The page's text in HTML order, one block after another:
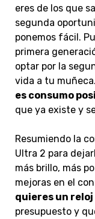
eres de los que
segunda
ponemos fácil.
primera
optar por la
vida a tu muñeca.
es consumo
que ya existe y
Resumiendo la
Ultra 2 para
más brillo, más
mejoras en el
quieres un
presupuesto y